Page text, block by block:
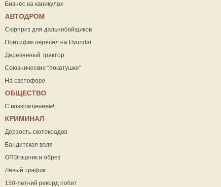
Бизнес на каникулах
АВТОДРОМ
Сюрприз для дальнобойщиков
Понтифик пересел на Hyundai
Деревянный трактор
Союзнические “покатушки”
На светофоре
ОБЩЕСТВО
С возвращением!
КРИМИНАЛ
Дерзость скотокрадов
Бандитская воля
ОПЭгэшник и обрез
Левый трафик
150-летний рекорд побит